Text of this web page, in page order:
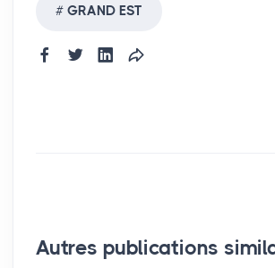
GRAND EST
Autres publications